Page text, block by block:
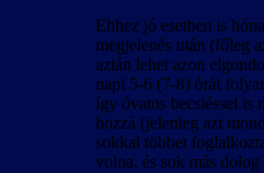
Ehhez jó esetben is
megjelenés után (főleg
aztán lehet azon
napi 5-6 (7-8) órát
így óvatos becsléssel is
hozzá (jelenleg azt
sokkal többet
volna, és sok más dolog